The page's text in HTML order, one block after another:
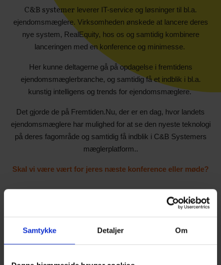
Samtykke Detaljer Om
C&B systemer leverer IT-service og løsninger til bl.a.
ejendomsmæglere. Virksomheden ønskede at lancere deres
nye system, RealEquity, hos os og samtidig kombinere
lanceringen med en konference og minimesse.
Her kunne deltagerne gå på opdagelse i fremtidens
ejendomsmæglerbranche, og samtidig få et indblik i bl.a.
kunstig intelligens og trends for ejendomsmæglere.
Det gjorde de på Fremtiden.Nu, der er en dag, hvor landets
ejendomsmæglere har mulighed for at se den nyeste teknologi
på deres fagområde og samtidig få indblik i C&B Systemers
mæglerplatform..
Skal vi være vært for jeres næste konference eller møde?
Show larger version